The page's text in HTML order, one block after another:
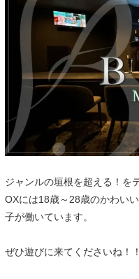
ジャンルの垣根を超える！を
OXには18歳～28歳のかわい
子が働いています。
ぜひ遊びに来てくださいね！！